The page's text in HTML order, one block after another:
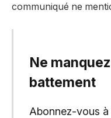
communiqué ne
Ne
battement
Abonnez-vous